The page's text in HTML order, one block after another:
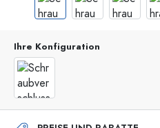
Ihre Konfiguration